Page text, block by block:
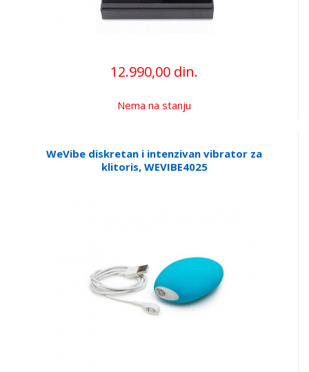
12.990,00 din.
Nema na stanju
WeVibe diskretan i intenzivan vibrator za
klitoris, WEVIBE4025